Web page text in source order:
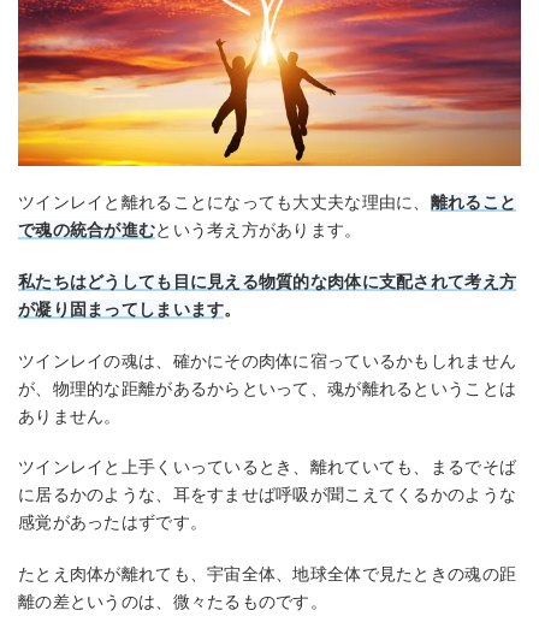
ツインレイと離れることになっても大丈夫な理由に、 離れること
で魂の統合が進むという考え方があります。
私たちはどうしても目に見える物質的な肉体に支配されて考え方
が凝り固まってしまいます。
ツインレイの魂は、確かにその肉体に宿っているかもしれません
が、物理的な距離があるからといって、魂が離れるということは
ありません。
ツインレイと上手くいっているとき、離れていても、まるでそば
に居るかのような、耳をすませば呼吸が聞こえてくるかのような
感覚があったはずです。
たとえ肉体が離れても、宇宙全体、地球全体で見たときの魂の距
離の差というのは、微々たるものです。